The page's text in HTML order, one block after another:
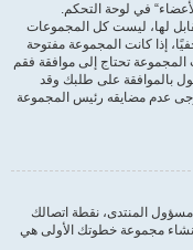
في لوحة التحكم.
لها، ليست كل المجموعات
إذا كانت المجموعة مفتوحة
المجموعة تحتاج إلى موافقة فقم
بالموافقة على طلبك وقد
عدم مضايقه رئيس المجموعة
المنتدى، نقطة اتصالك
مجموعة خطوتك الأولى هي